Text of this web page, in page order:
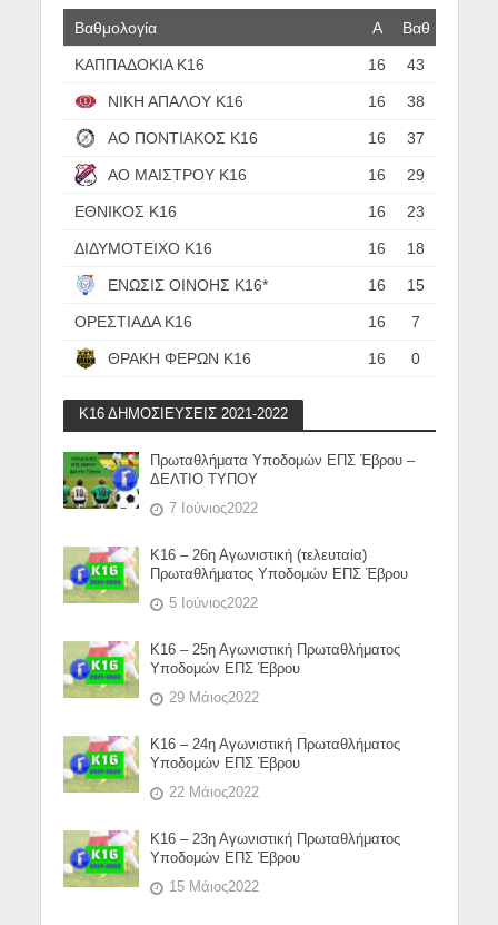
Βαθμολογία Α Βαθ
ΚΑΠΠΑΔΟΚΙΑ Κ16 16 43
ΝΙΚΗ ΑΠΑΛΟΥ Κ16 16 38
ΑΟ ΠΟΝΤΙΑΚΟΣ Κ16 16 37
ΑΟ ΜΑΙΣΤΡΟΥ Κ16 16 29
ΕΘΝΙΚΟΣ Κ16 16 23
ΔΙΔΥΜΟΤΕΙΧΟ Κ16 16 18
ΕΝΩΣΙΣ ΟΙΝΟΗΣ Κ16* 16 15
ΟΡΕΣΤΙΑΔΑ Κ16 16 7
ΘΡΑΚΗ ΦΕΡΩΝ Κ16 16 0
Κ16 ΔΗΜΟΣΙΕΥΣΕΙΣ 2021-2022
Πρωταθλήματα Υποδομών ΕΠΣ Έβρου –
ΔΕΛΤΙΟ ΤΥΠΟΥ
7 Ιούνιος2022
Κ16 – 26η Αγωνιστική (τελευταία)
Πρωταθλήματος Υποδομών ΕΠΣ Έβρου
5 Ιούνιος2022
Κ16 – 25η Αγωνιστική Πρωταθλήματος
Υποδομών ΕΠΣ Έβρου
29 Μάιος2022
Κ16 – 24η Αγωνιστική Πρωταθλήματος
Υποδομών ΕΠΣ Έβρου
22 Μάιος2022
Κ16 – 23η Αγωνιστική Πρωταθλήματος
Υποδομών ΕΠΣ Έβρου
15 Μάιος2022